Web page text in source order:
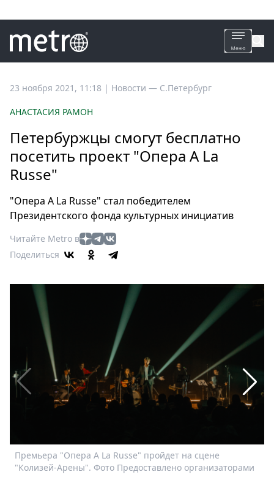
Все
Россия
Мир
Туризм
Мода
Театр
Кино
Metro
Стримы
Спецпроекты
2026
Скачай
23 ноября 2021, 11:18 | Новости — С.Петербург
АНАСТАСИЯ РАМОН
Петербуржцы смогут бесплатно
посетить проект "Опера A La
Russe"
"Опера A La Russe" стал победителем
Президентского фонда культурных инициатив
Читайте Metro в
Поделиться
Премьера "Опера A La Russe" пройдет на сцене
"Колизей-Арены". Фото Предоставлено организаторами